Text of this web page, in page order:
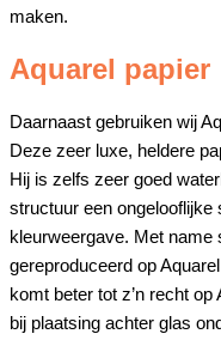
maken.
Aquarel papier
Daarnaast gebruiken wij
Deze zeer luxe, heldere
Hij is zelfs zeer goed
structuur een
kleurweergave. Met name
gereproduceerd op
komt beter tot z’n recht
bij plaatsing achter glas